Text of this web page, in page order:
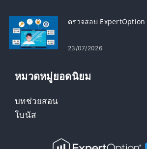
ตรวจสอบ ExpertOption
23/07/2026
หมวดหมู่ยอดนิยม
บทช่วยสอน
โบนัส